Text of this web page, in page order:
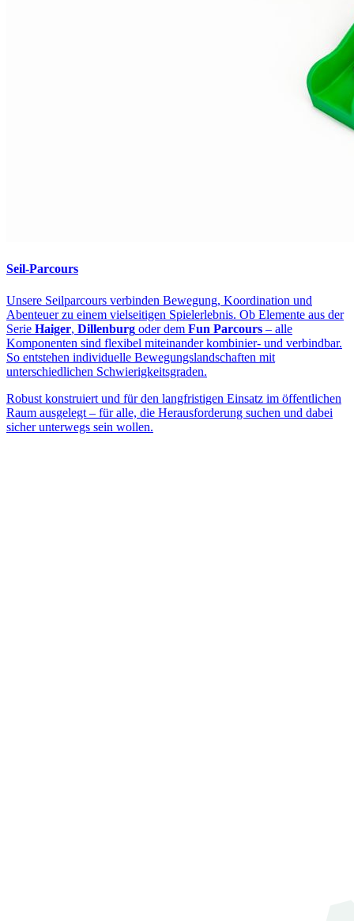
Seil-Parcours
Unsere Seilparcours verbinden Bewegung, Koordination und
Abenteuer zu einem vielseitigen Spielerlebnis. Ob Elemente aus der
Serie Haiger, Dillenburg oder dem Fun Parcours – alle
Komponenten sind flexibel miteinander kombinier- und verbindbar.
So entstehen individuelle Bewegungslandschaften mit
unterschiedlichen Schwierigkeitsgraden.
Robust konstruiert und für den langfristigen Einsatz im öffentlichen
Raum ausgelegt – für alle, die Herausforderung suchen und dabei
sicher unterwegs sein wollen.